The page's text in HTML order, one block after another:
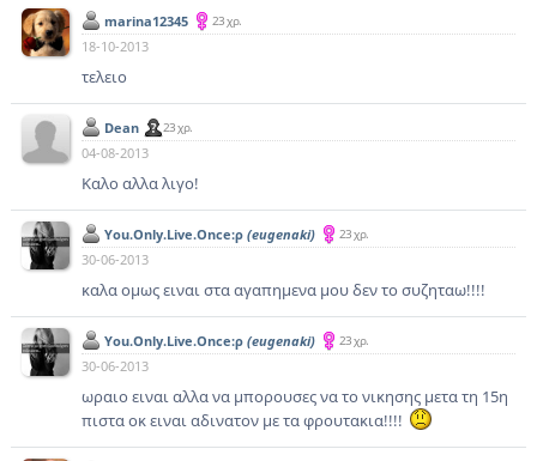
marina12345 23 χρ.
18-10-2013
τελειο
Dean 23 χρ.
04-08-2013
Καλο αλλα λιγο!
You.Only.Live.Once:ρ (eugenaki) 23 χρ.
30-06-2013
καλα ομως ειναι στα αγαπημενα μου δεν το συζηταω!!!!
You.Only.Live.Once:ρ (eugenaki) 23 χρ.
30-06-2013
ωραιο ειναι αλλα να μπορουσες να το νικησης μετα τη 15η
πιστα οκ ειναι αδινατον με τα φρουτακια!!!!